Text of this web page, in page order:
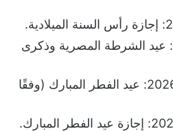
الأحد 25 يناير 2026: عيد الشرطة المصرية وذكرى
الخميس 19 مارس 2026: عيد الفطر المبارك (وفقًا